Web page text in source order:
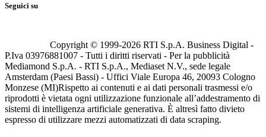
Seguici su
Copyright © 1999-2026 RTI S.p.A. Business Digital -
P.Iva 03976881007 - Tutti i diritti riservati - Per la pubblicità
Mediamond S.p.A. - RTI S.p.A., Mediaset N.V., sede legale
Amsterdam (Paesi Bassi) - Uffici Viale Europa 46, 20093 Cologno
Monzese (MI)Rispetto ai contenuti e ai dati personali trasmessi e/o
riprodotti è vietata ogni utilizzazione funzionale all’addestramento di
sistemi di intelligenza artificiale generativa. È altresì fatto divieto
espresso di utilizzare mezzi automatizzati di data scraping.